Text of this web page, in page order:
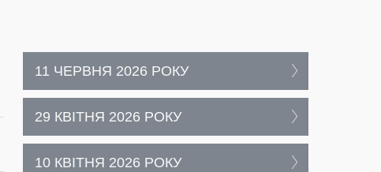
11 ЧЕРВНЯ 2026 РОКУ
29 КВІТНЯ 2026 РОКУ
10 КВІТНЯ 2026 РОКУ